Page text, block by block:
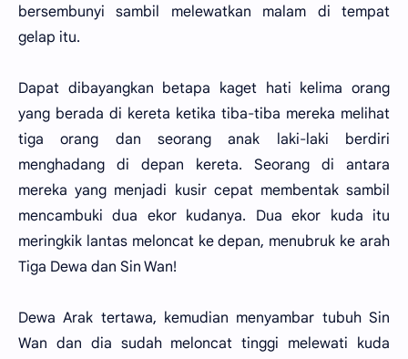
bersembunyi sambil melewatkan malam di tempat
gelap itu.
Dapat dibayangkan betapa kaget hati kelima orang
yang berada di kereta ketika tiba-tiba mereka melihat
tiga orang dan seorang anak laki-laki berdiri
menghadang di depan kereta. Seorang di antara
mereka yang menjadi kusir cepat membentak sambil
mencambuki dua ekor kudanya. Dua ekor kuda itu
meringkik lantas meloncat ke depan, menubruk ke arah
Tiga Dewa dan Sin Wan!
Dewa Arak tertawa, kemudian menyambar tubuh Sin
Wan dan dia sudah meloncat tinggi melewati kuda